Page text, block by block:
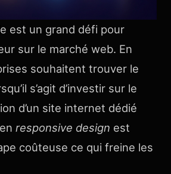
est un grand défi pour
sur le marché web. En
souhaitent trouver le
s’agit d’investir sur le
d’un site internet dédié
responsive design est
coûteuse ce qui freine les